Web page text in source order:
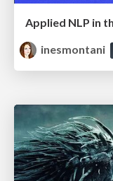
Applied NLP in
inesmontani